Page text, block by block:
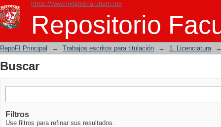
https://www.ingenieria.unam.mx
Repositorio
Buscar
RepoFI Principal → Trabajos escritos para titulación → 1. Licenciatura
Buscar
Filtros
Use filtros para refinar sus resultados.